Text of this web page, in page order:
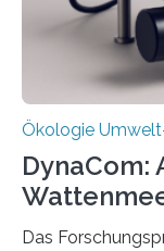
Ökologie
Das